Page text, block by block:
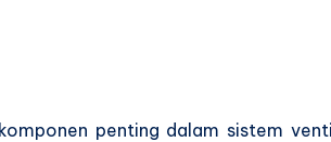
penting dalam sistem